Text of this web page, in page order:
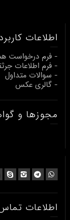
اطلاعات
- فرم درخواست
- فرم اطلاعات
- سوالات متداول
- گالری عکس
مجوزها و
اطلاعات